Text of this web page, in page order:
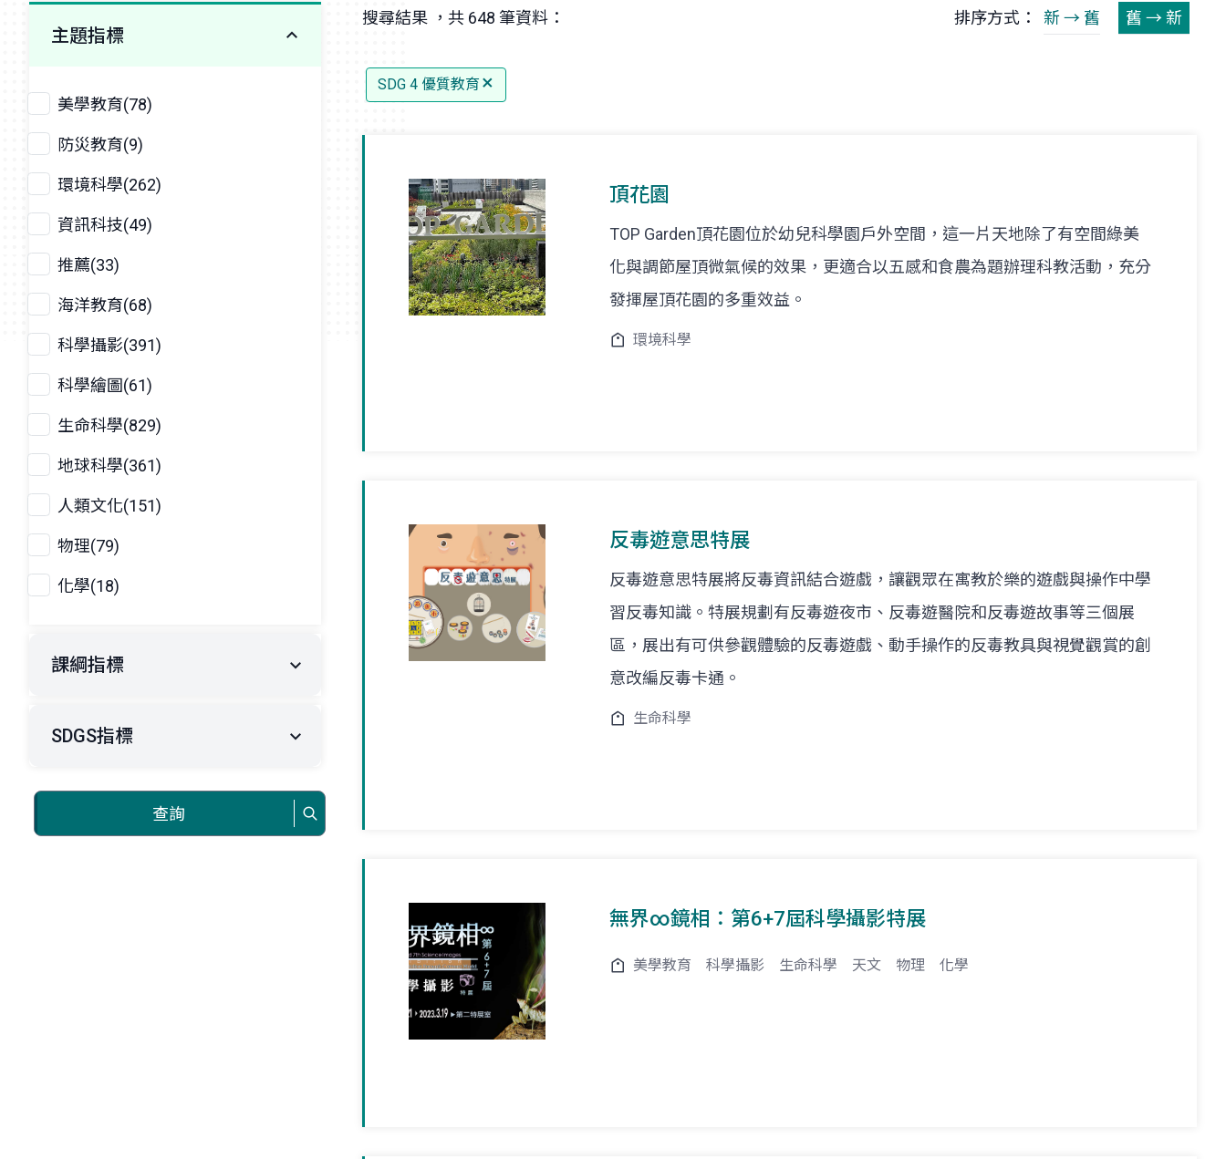
主題指標
美學教育(78)
防災教育(9)
環境科學(262)
資訊科技(49)
推薦(33)
海洋教育(68)
科學攝影(391)
科學繪圖(61)
生命科學(829)
地球科學(361)
人類文化(151)
物理(79)
化學(18)
課綱指標
SDGS指標
查詢
搜尋結果 ，共 648 筆資料： 排序方式： 新 → 舊 舊 → 新
SDG 4 優質教育
頂花園
TOP Garden頂花園位於幼兒科學園戶外空間，這一片天地除了有空間綠美
化與調節屋頂微氣候的效果，更適合以五感和食農為題辦理科教活動，充分
發揮屋頂花園的多重效益。
環境科學
反毒遊意思特展
反毒遊意思特展將反毒資訊結合遊戲，讓觀眾在寓教於樂的遊戲與操作中學
習反毒知識。特展規劃有反毒遊夜市、反毒遊醫院和反毒遊故事等三個展
區，展出有可供參觀體驗的反毒遊戲、動手操作的反毒教具與視覺觀賞的創
意改編反毒卡通。
生命科學
無界∞鏡相：第6+7屆科學攝影特展
美學教育 科學攝影 生命科學 天文 物理 化學